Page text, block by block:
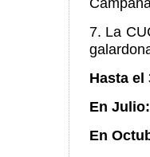
7. La
Hasta el
En Julio:
En